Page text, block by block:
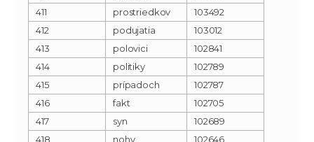
411
prostriedkov
103492
412
podujatia
103012
413
polovici
102841
414
politiky
102789
415
prípadoch
102787
416
fakt
102705
417
syn
102689
418
nohy 102646